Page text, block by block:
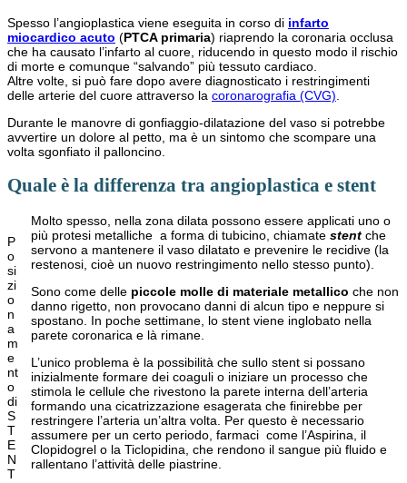
Spesso l’angioplastica viene eseguita in corso di infarto
miocardico acuto (PTCA primaria) riaprendo la coronaria occlusa
che ha causato l’infarto al cuore, riducendo in questo modo il rischio
di morte e comunque “salvando” più tessuto cardiaco.
Altre volte, si può fare dopo avere diagnosticato i restringimenti
delle arterie del cuore attraverso la coronarografia (CVG)
Durante le manovre di gonfiaggio-dilatazione del vaso si potrebbe
avvertire un dolore al petto, ma è un sintomo che scompare una
volta sgonfiato il palloncino.
Quale è la differenza tra angioplastica e stent
P
o
si
zi
o
n
a
m
e
nt
o
di
S
T
E
N
T
Molto spesso, nella zona dilata possono essere applicati uno o
più protesi metalliche a forma di tubicino, chiamate stent che
servono a mantenere il vaso dilatato e prevenire le recidive (la
restenosi, cioè un nuovo restringimento nello stesso punto).
Sono come delle piccole molle di materiale metallico che non
danno rigetto, non provocano danni di alcun tipo e neppure si
spostano. In poche settimane, lo stent viene inglobato nella
parete coronarica e là rimane.
L’unico problema è la possibilità che sullo stent si possano
inizialmente formare dei coaguli o iniziare un processo che
stimola le cellule che rivestono la parete interna dell’arteria
formando una cicatrizzazione esagerata che finirebbe per
restringere l’arteria un’altra volta. Per questo è necessario
assumere per un certo periodo, farmaci come l’Aspirina, il
Clopidogrel o la Ticlopidina, che rendono il sangue più fluido e
rallentano l’attività delle piastrine.